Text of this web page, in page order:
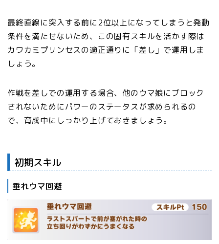
最終直線に突入する前に2位以上になってしまうと発動
条件を満たせないため、この固有スキルを活かす際は
カワカミプリンセスの適正通りに「差し」で運用しま
しょう。
作戦を差しでの運用する場合、他のウマ娘にブロック
されないためにパワーのステータスが求められるの
で、育成中にしっかり上げておきましょう。
初期スキル
垂れウマ回避